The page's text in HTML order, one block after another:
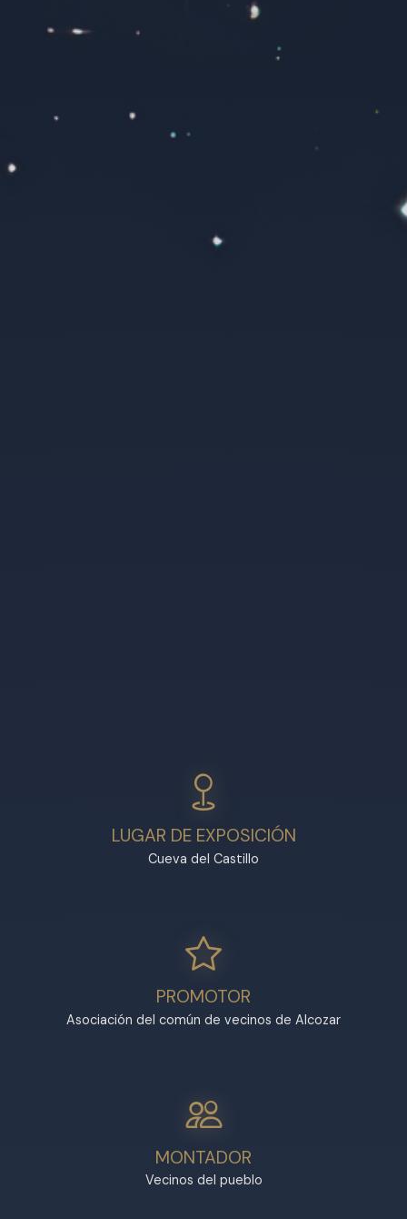
LUGAR DE EXPOSICIÓN
Cueva del Castillo
PROMOTOR
Asociación del común de vecinos de Alcozar
MONTADOR
Vecinos del pueblo